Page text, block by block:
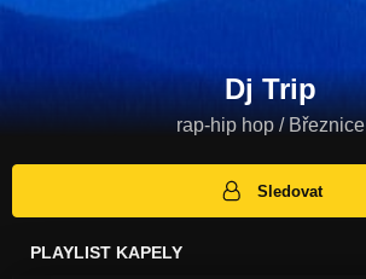
Dj Trip
rap-hip hop / Březnice
Sledovat
PLAYLIST KAPELY